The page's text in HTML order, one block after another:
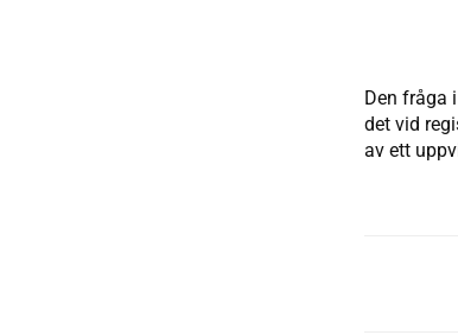
Den fråga
det vid
av ett